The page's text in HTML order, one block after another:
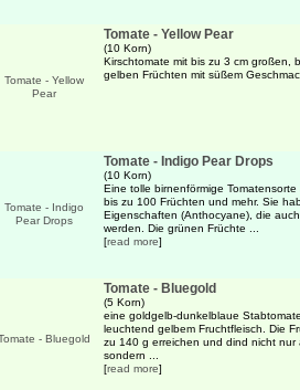
Tomate - Yellow Pear
(10 Korn)
Kirschtomate mit bis zu 3 cm großen,
gelben Früchten mit süßem
Tomate - Indigo Pear Drops
(10 Korn)
Eine tolle birnenförmige
bis zu 100 Früchten und mehr. Sie
Eigenschaften (Anthocyane), die
werden. Die grünen Früchte ...
[read more]
Tomate - Bluegold
(5 Korn)
eine goldgelb-dunkelblaue
leuchtend gelbem Fruchtfleisch. Die
zu 140 g erreichen und dind nicht nur
sondern ...
[read more]